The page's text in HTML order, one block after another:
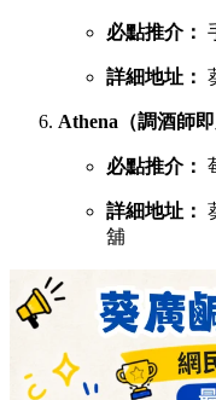
必點推介：
詳細地址：
Athena（調酒師
必點推介：
詳細地址：
舖